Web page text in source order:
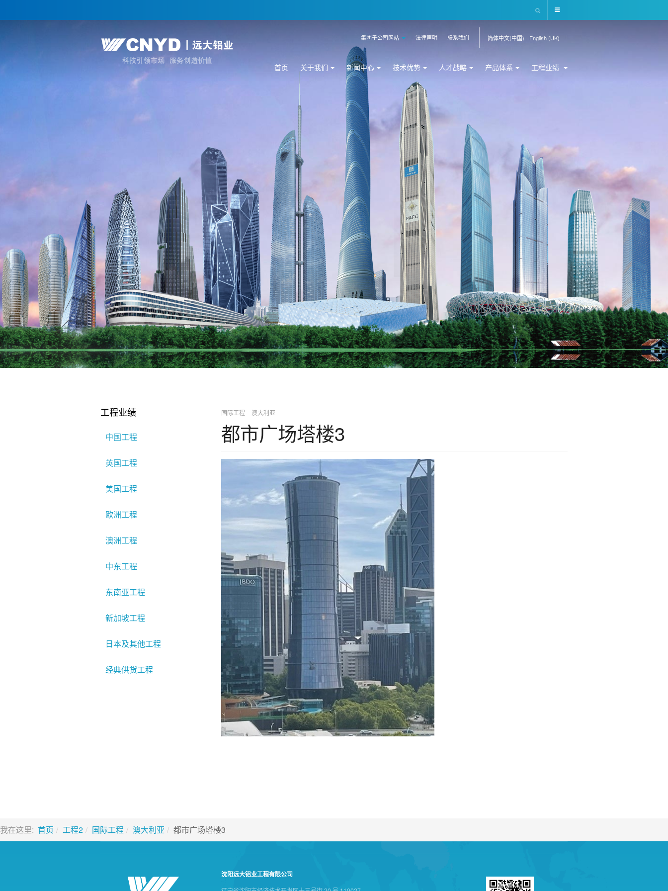
English (UK)
简体中文(中国)
联系我们
法律声明
集团子公司网站
首页 关于我们 新闻中心 技术优势 人才战略 产品体系 工程业绩
国际工程 澳大利亚
都市广场塔楼3
工程业绩
中国工程
英国工程
美国工程
欧洲工程
澳洲工程
中东工程
东南亚工程
新加坡工程
日本及其他工程
经典供货工程
我在这里: 首页 工程2 国际工程 澳大利亚 都市广场塔楼3
沈阳远大铝业工程有限公司